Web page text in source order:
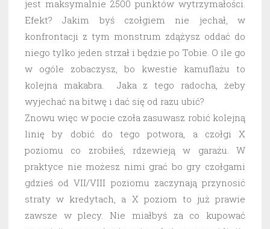
jest maksymalnie 2500 punktów wytrzymałości.
Efekt? Jakim byś czołgiem nie jechał, w
konfrontacji z tym monstrum zdążysz oddać do
niego tylko jeden strzał i będzie po Tobie. O ile go
w ogóle zobaczysz, bo kwestie kamuflażu to
kolejna makabra. Jaka z tego radocha, żeby
wyjechać na bitwę i dać się od razu ubić?
Znowu więc w pocie czoła zasuwasz robić kolejną
linię by dobić do tego potwora, a czołgi X
poziomu co zrobiłeś, rdzewieją w garażu. W
praktyce nie możesz nimi grać bo gry czołgami
gdzieś od VII/VIII poziomu zaczynają przynosić
straty w kredytach, a X poziom to już prawie
zawsze w plecy. Nie miałbyś za co kupować